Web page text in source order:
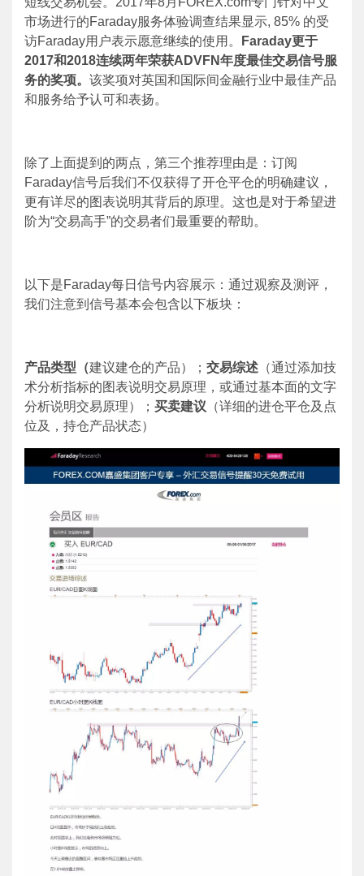
市场进行的Faraday服务体验调查结果显示, 85% 的受
访Faraday用户表示愿意继续的使用。 Faraday更于
2017和2018连续两年荣获ADVFN年度最佳交易信号服
务的奖项。 该奖项对英国和国际间金融行业中最佳产品
和服务给予认可和表扬。
除了上面提到的两点，第三个推荐理由是：订阅
Faraday信号后我们不仅获得了开仓平仓的明确建议，
更有详尽的图表说明其背后的原理。这也是对于希望进
阶为“交易高手”的交易者们最重要的帮助。
以下是Faraday每日信号内容展示：通过观察及测评，
我们注意到信号基本会包含以下板块：
产品类型（建议建仓的产品）； 交易综述 （通过添加技
术分析指标的图表说明交易原理，或通过基本面的文字
分析说明交易原理）； 买卖建议 （详细的进仓平仓及点
位及，持仓产品状态）